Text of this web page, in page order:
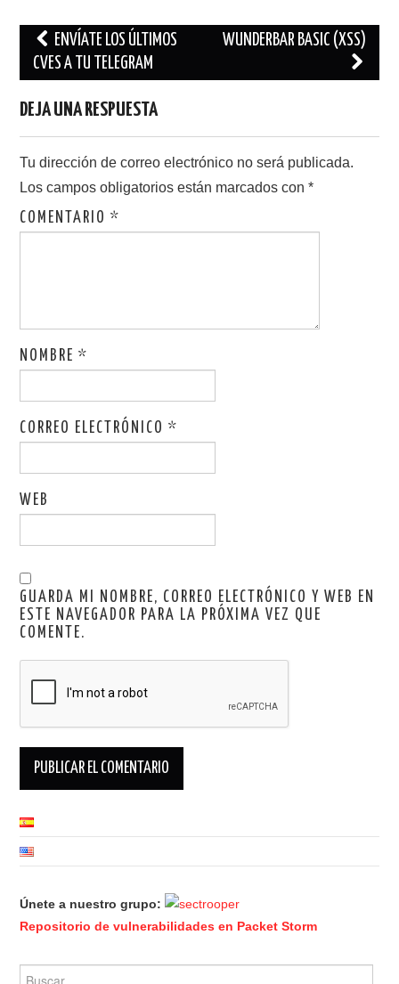
Navegación
de
ENVÍATE LOS ÚLTIMOS
CVES A TU TELEGRAM
WUNDERBAR BASIC (XSS)
DEJA UNA RESPUESTA
Tu dirección de correo electrónico no será publicada.
Los campos obligatorios están marcados con*
COMENTARIO*
NOMBRE*
CORREO ELECTRÓNICO*
WEB
GUARDA MI NOMBRE, CORREO ELECTRÓNICO Y WEB EN
ESTE NAVEGADOR PARA LA PRÓXIMA VEZ QUE
COMENTE.
Únete a nuestro grupo:
Repositorio de vulnerabilidades en Packet Storm
Buscar: